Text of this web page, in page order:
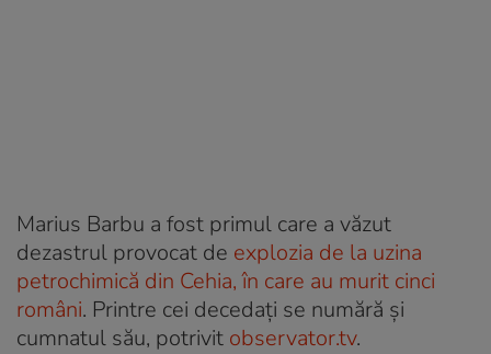
Marius Barbu a fost primul care a văzut
dezastrul provocat de explozia de la uzina
petrochimică din Cehia, în care au murit cinci
români. Printre cei decedați se numără și
cumnatul său, potrivit observator.tv.